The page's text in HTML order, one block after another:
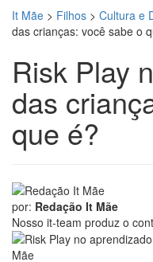
It Mãe > Filhos > Cultura e
das crianças: você sabe o
Risk Play
das
que é?
por: Redação It Mãe
Nosso it-team produz o